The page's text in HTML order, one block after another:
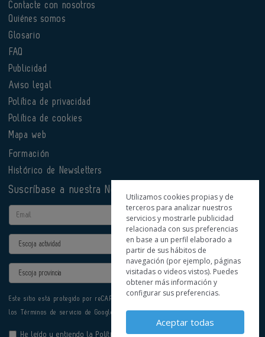
Contacte con nosotros
Quiénes somos
Glosario
FAQ
Publicidad
Aviso legal
Política de privacidad
Política de cookies
Mapa web
Formación
Histórico de Newsletters
Suscríbase a nuestra Newsletter
Email
Actividad
Provincia
Este sitio está protegido por reCAPTCHA y se aplican la
los Términos de servicio de Google.
He leído y entiendo la Política de Privacidad
Utilizamos cookies propias y de
terceros para analizar nuestros
servicios y mostrarle publicidad
relacionada con sus preferencias
en base a un perfil elaborado a
partir de sus hábitos de
navegación (por ejemplo, páginas
visitadas o videos vistos). Puedes
obtener más información y
configurar sus preferencias.
Aceptar todas